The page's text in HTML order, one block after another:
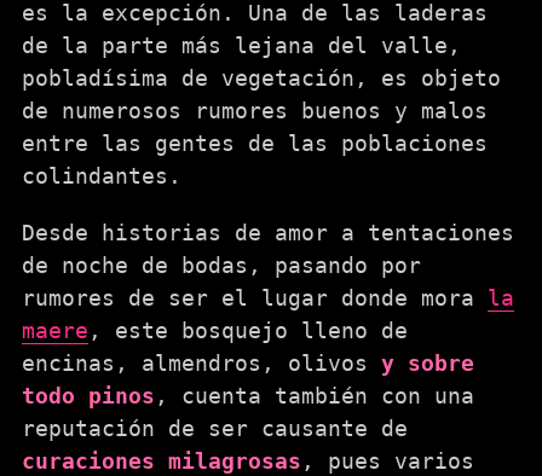
es la excepción. Una de las laderas
de la parte más lejana del valle,
pobladísima de vegetación, es objeto
de numerosos rumores buenos y malos
entre las gentes de las poblaciones
colindantes.
Desde historias de amor a tentaciones
de noche de bodas, pasando por
rumores de ser el lugar donde mora la
maere , este bosquejo lleno de
encinas, almendros, olivos y sobre
todo pinos , cuenta también con una
reputación de ser causante de
curaciones milagrosas , pues varios